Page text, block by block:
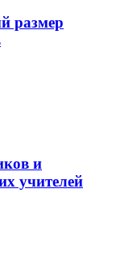
размер
и
учителей